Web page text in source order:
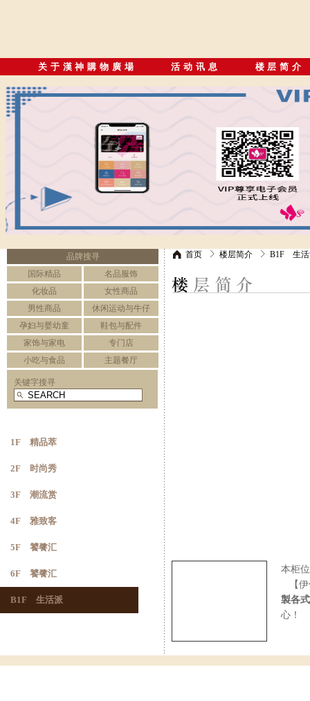
关于漢神購物廣場 活动讯息 楼层简介
品牌搜寻
国际精品
名品服饰
化妆品
女性商品
男性商品
休闲运动与牛仔
孕妇与婴幼童
鞋包与配件
家饰与家电
专门店
小吃与食品
主题餐厅
关键字搜寻
1F 精品萃
2F 时尚秀
3F 潮流赏
4F 雅致客
5F 饕餮汇
6F 饕餮汇
B1F 生活派
首页 楼层简介 B1F 生活
本柜
【伊
製各
心！